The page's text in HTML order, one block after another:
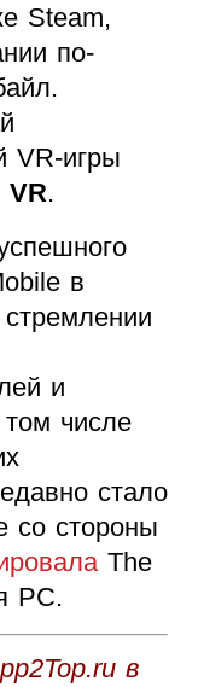
Steam,
по-
VR-игры
VR.
в
и
том числе
стало
со стороны
The
PC.
в